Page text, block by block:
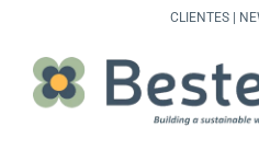
contenido
CLIENTES